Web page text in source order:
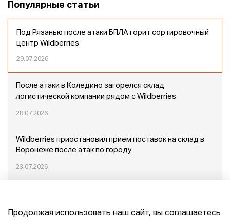
Популярные статьи
Под Рязанью после атаки БПЛА горит сортировочный
центр Wildberries
29.07.2026
После атаки в Коледино загорелся склад
логистической компании рядом с Wildberries
28.07.2026
Wildberries приостановил прием поставок на склад в
Воронеже после атак по городу
23.07.2026
Продолжая использовать наш сайт, вы соглашаетесь